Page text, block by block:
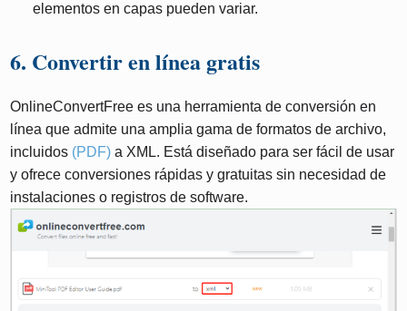
elementos en capas pueden variar.
6. Convertir en línea gratis
OnlineConvertFree es una herramienta de conversión en
línea que admite una amplia gama de formatos de archivo,
incluidos (PDF) a XML. Está diseñado para ser fácil de usar
y ofrece conversiones rápidas y gratuitas sin necesidad de
instalaciones o registros de software.